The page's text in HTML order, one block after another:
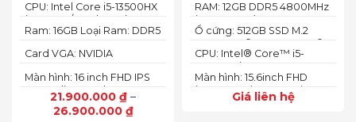
16GB, 512GB, RTX 4050 6GB,
16″ FHD 165Hz)
21.900.000 ₫ –
26.900.000 ₫
Màn hình: 16 inch FHD IPS
165Hz SlimBezel, sRGB
100%, Acer ComfyView,
500 nits
Card VGA: NVIDIA
(140W)
Ram: 16GB Loại Ram: DDR5
CPU: Intel Core i5-13500HX
(14 Cores/ 20 Threads, up
to 4.70 GHz, 24MB)
3050 6GB, 15.6″ FHD 144Hz)
Giá liên hệ
Màn hình: 15.6inch FHD
(1920x1080) IPS 300nits
Anti-glare, 100%sRGB,
CPU: Intel® Core™ i5-
12450HX (2.00GHz up to
4.40GHz, 12MB Cache)
Ổ cứng: 512GB SSD M.2
2242 PCIe® 4.0x4 NVMe®
RAM: 12GB DDR5 4800MHz
(up to 32GB)